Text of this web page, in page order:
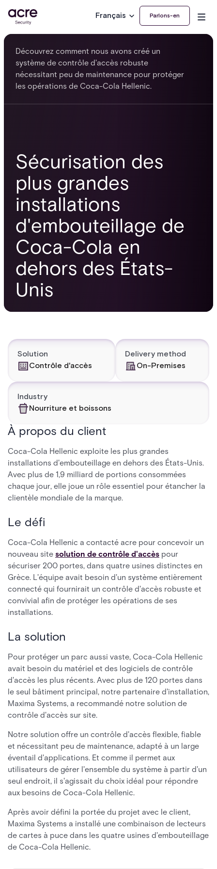
Français Parlons-en
Sécurisation des
plus grandes
installations
d'embouteillage de
Coca-Cola en
dehors des États-
Unis
Découvrez comment nous avons créé un
système de contrôle d'accès robuste
nécessitant peu de maintenance pour protéger
les opérations de Coca-Cola Hellenic.
Solution
Contrôle d'accès
Delivery method
On-Premises
Industry
Nourriture et boissons
À propos du client
Coca-Cola Hellenic exploite les plus grandes
installations d'embouteillage en dehors des États-Unis.
Avec plus de 1,9 milliard de portions consommées
chaque jour, elle joue un rôle essentiel pour étancher la
clientèle mondiale de la marque.
Le défi
Coca-Cola Hellenic a contacté acre pour concevoir un
nouveau site solution de contrôle d'accès pour
sécuriser 200 portes, dans quatre usines distinctes en
Grèce. L'équipe avait besoin d'un système entièrement
connecté qui fournirait un contrôle d'accès robuste et
convivial afin de protéger les opérations de ses
installations.
La solution
Pour protéger un parc aussi vaste, Coca-Cola Hellenic
avait besoin du matériel et des logiciels de contrôle
d'accès les plus récents. Avec plus de 120 portes dans
le seul bâtiment principal, notre partenaire d'installation,
Maxima Systems, a recommandé notre solution de
contrôle d'accès sur site.
Notre solution offre un contrôle d'accès flexible, fiable
et nécessitant peu de maintenance, adapté à un large
éventail d'applications. Et comme il permet aux
utilisateurs de gérer l'ensemble du système à partir d'un
seul endroit, il s'agissait du choix idéal pour répondre
aux besoins de Coca-Cola Hellenic.
Après avoir défini la portée du projet avec le client,
Maxima Systems a installé une combinaison de lecteurs
de cartes à puce dans les quatre usines d'embouteillage
de Coca-Cola Hellenic.